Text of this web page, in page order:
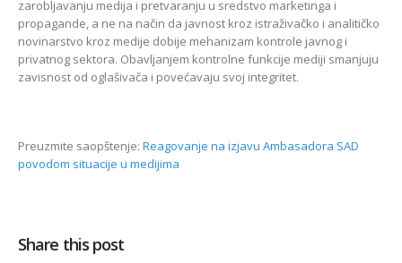
zarobljavanju medija i pretvaranju u sredstvo marketinga i
propagande, a ne na način da javnost kroz istraživačko i analitičko
novinarstvo kroz medije dobije mehanizam kontrole javnog i
privatnog sektora. Obavljanjem kontrolne funkcije mediji smanjuju
zavisnost od oglašivača i povećavaju svoj integritet.
Preuzmite saopštenje: Reagovanje na izjavu Ambasadora SAD
povodom situacije u medijima
Share this post